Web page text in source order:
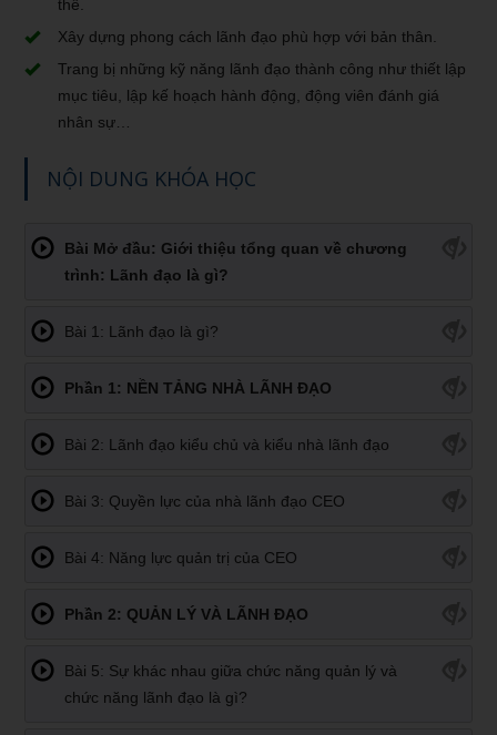
thể.
Xây dựng phong cách lãnh đạo phù hợp với bản thân.
Trang bị những kỹ năng lãnh đạo thành công như thiết lập
mục tiêu, lập kế hoạch hành động, động viên đánh giá
nhân sự…
NỘI DUNG KHÓA HỌC
Bài Mở đầu: Giới thiệu tổng quan về chương
trình: Lãnh đạo là gì?
Bài 1: Lãnh đạo là gì?
Phần 1: NỀN TẢNG NHÀ LÃNH ĐẠO
Bài 2: Lãnh đạo kiểu chủ và kiểu nhà lãnh đạo
Bài 3: Quyền lực của nhà lãnh đạo CEO
Bài 4: Năng lực quản trị của CEO
Phần 2: QUẢN LÝ VÀ LÃNH ĐẠO
Bài 5: Sự khác nhau giữa chức năng quản lý và
chức năng lãnh đạo là gì?